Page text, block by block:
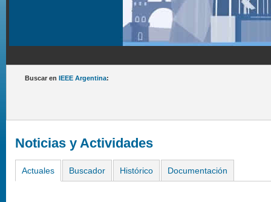
Buscar en IEEE Argentina:
Noticias y Actividades
Actuales Buscador Histórico Documentación